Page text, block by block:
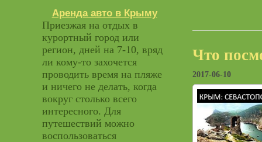
Что
2017-06-10
Аренда авто в Крыму
Приезжая на отдых в
курортный город или
регион, дней на 7-10, вряд
ли кому-то захочется
проводить время на пляже
и ничего не делать, когда
вокруг столько всего
интересного. Для
путешествий можно
воспользоваться